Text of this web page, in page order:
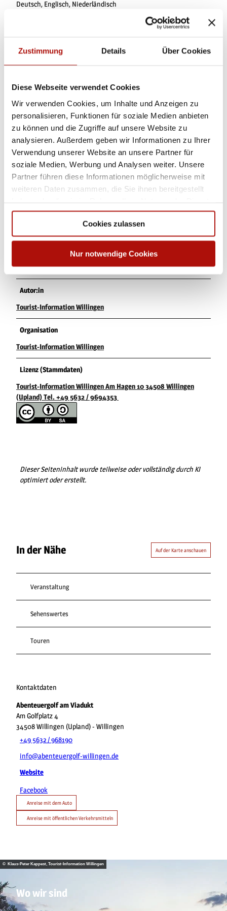
Zustimmung Details Über Cookies
Diese Webseite verwendet Cookies
Wir verwenden Cookies, um Inhalte und Anzeigen zu
personalisieren, Funktionen für soziale Medien anbieten
zu können und die Zugriffe auf unsere Website zu
analysieren. Außerdem geben wir Informationen zu Ihrer
Verwendung unserer Website an unsere Partner für
soziale Medien, Werbung und Analysen weiter. Unsere
Partner führen diese Informationen möglicherweise mit
weiteren Daten zusammen, die Sie ihnen bereitgestellt
gesammelt haben.
Cookies zulassen
Nur notwendige Cookies
Deutsch, Englisch, Niederländisch
WC-Anlage
Zahlungsmöglichkeiten
Barzahlung
Anreise & Parken
Mit dem Auto über die B251
ÖPNV: Bus/Bahn bis Bahnhof Willingen, weiter mit Bus oder
Anrufsammeltaxi (diverse Haltestellen in allen Ortsteilen)
https://www.willingen.de/anreise
Social Media
Ansprechpartner:in
Abenteuergolf am Viadukt
Autor:in
Tourist-Information Willingen
Organisation
Tourist-Information Willingen
Lizenz (Stammdaten)
Tourist-Information Willingen Am Hagen 10 34508 Willingen
(Upland) Tel. +49 5632 / 9694353
Dieser Seiteninhalt wurde teilweise oder vollständig durch KI
optimiert oder erstellt.
In der Nähe Auf der Karte anschauen
Veranstaltung
Sehenswertes
Touren
Kontaktdaten
Abenteuergolf am Viadukt
Am Golfplatz 4
34508Willingen (Upland)- Willingen
+49 5632 / 968190
info@abenteuergolf-willingen.de
Website
Facebook
Anreise mit dem Auto
Anreise mit öffentlichen Verkehrsmitteln
© Klaus-Peter Kappest, Tourist-Information Willingen
Wo wir sind